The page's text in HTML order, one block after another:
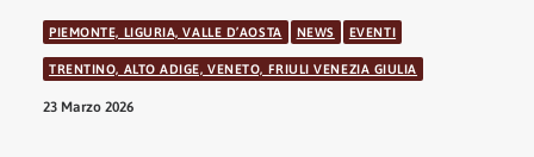
PIEMONTE, LIGURIA, VALLE D’AOSTA NEWS EVENTI
TRENTINO, ALTO ADIGE, VENETO, FRIULI VENEZIA GIULIA
23 Marzo 2026